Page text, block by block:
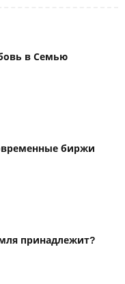
в Семью
биржи
принадлежит?